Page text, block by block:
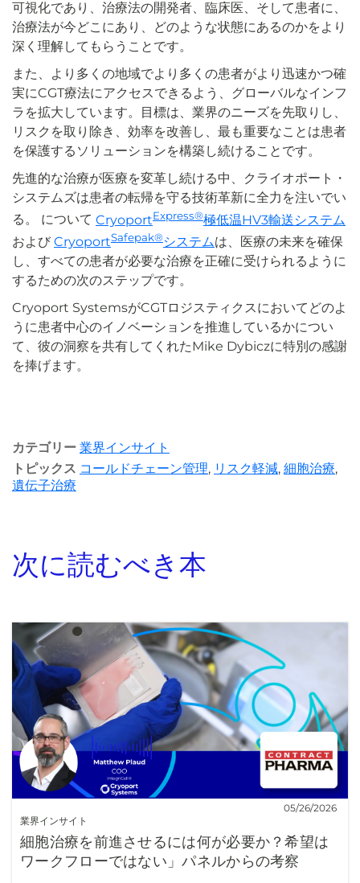
可視化であり、治療法の開発者、臨床医、そして患者に、
治療法が今どこにあり、どのような状態にあるのかをより
深く理解してもらうことです。
また、より多くの地域でより多くの患者がより迅速かつ確
実にCGT療法にアクセスできるよう、グローバルなインフ
ラを拡大しています。目標は、業界のニーズを先取りし、
リスクを取り除き、効率を改善し、最も重要なことは患者
を保護するソリューションを構築し続けることです。
先進的な治療が医療を変革し続ける中、クライオポート・
システムズは患者の転帰を守る技術革新に全力を注いでい
る。 について CryoportExpress®極低温HV3輸送システム
および CryoportSafepak®システムは、医療の未来を確保
し、すべての患者が必要な治療を正確に受けられるように
するための次のステップです。
Cryoport SystemsがCGTロジスティクスにおいてどのよ
うに患者中心のイノベーションを推進しているかについ
て、彼の洞察を共有してくれたMike Dybiczに特別の感謝
を捧げます。
カテゴリー 業界インサイト
トピックス コールドチェーン管理, リスク軽減, 細胞治療,
遺伝子治療
次に読むべき本
業界インサイト
05/26/2026
細胞治療を前進させるには何が必要か？希望は
ワークフローではない」パネルからの考察